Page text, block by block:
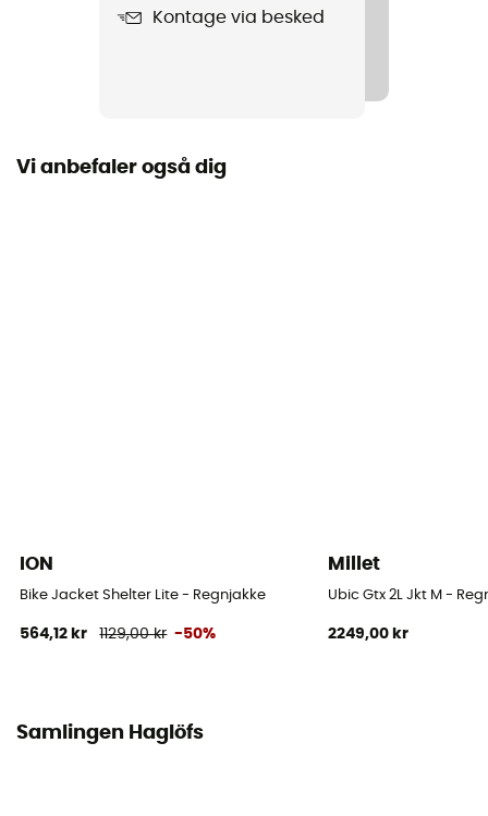
Label
Bluesign / Genanvendt / PFC-Free
Kontage via besked
Vi anbefaler også dig
ION
Bike Jacket Shelter Lite - Regnjakke
564,12 kr 1129,00 kr -50%
Millet
Ubic Gtx 2L Jkt M -
2249,00 kr
Samlingen Haglöfs